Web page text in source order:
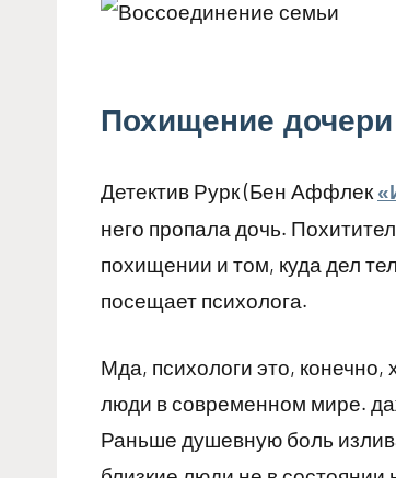
Похищение дочери
Детектив Рурк (Бен Аффлек
него пропала дочь.
похищении и том, куда дел
посещает психолога.
Мда, психологи это, конечно,
люди в современном мире.
Раньше душевную боль